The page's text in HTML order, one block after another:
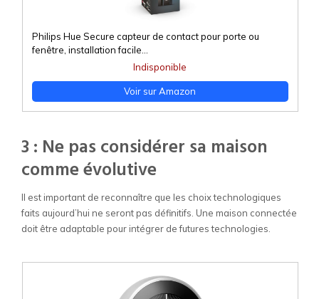
Philips Hue Secure capteur de contact pour porte ou
fenêtre, installation facile...
Indisponible
Voir sur Amazon
3 : Ne pas considérer sa maison
comme évolutive
Il est important de reconnaître que les choix technologiques
faits aujourd’hui ne seront pas définitifs. Une maison connectée
doit être adaptable pour intégrer de futures technologies.